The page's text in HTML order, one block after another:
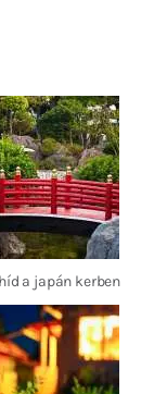
a japán kerben